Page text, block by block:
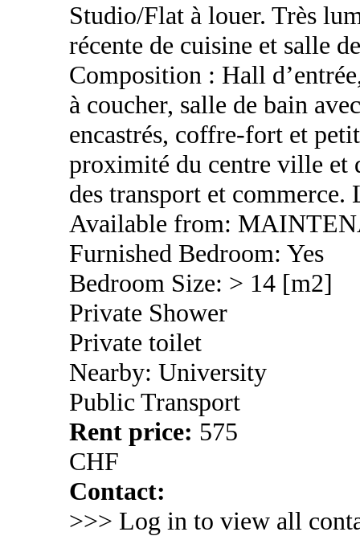
Studio/Flat à louer. Très
récente de cuisine et salle
Composition : Hall
à coucher, salle de bain
encastrés, coffre-fort et
proximité du centre ville et
des transport et
Available from:
Furnished Bedroom: Yes
Bedroom Size: > 14 [m2]
Private Shower
Private toilet
Nearby: University
Public Transport
Rent price: 575
CHF
Contact:
>>> Log in to view all